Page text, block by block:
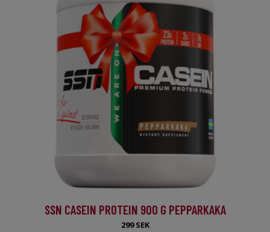
SSN CASEIN PROTEIN 900 G PEPPARKAKA
299 SEK